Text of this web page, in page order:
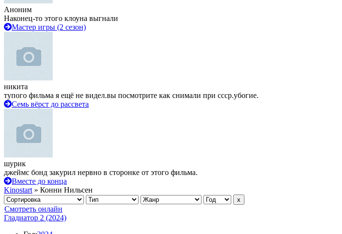
Аноним
Наконец-то этого клоуна выгнали
Мастер игры (2 сезон)
никита
тупого фильма я ещё не видел.вы посмотрите как снимали при ссср.убогие.
Семь вёрст до рассвета
шурик
джеймс бонд закурил нервно в сторонке от этого фильма.
Вместе до конца
Kinostart » Конни Нильсен
Смотреть онлайн
Гладиатор 2 (2024)